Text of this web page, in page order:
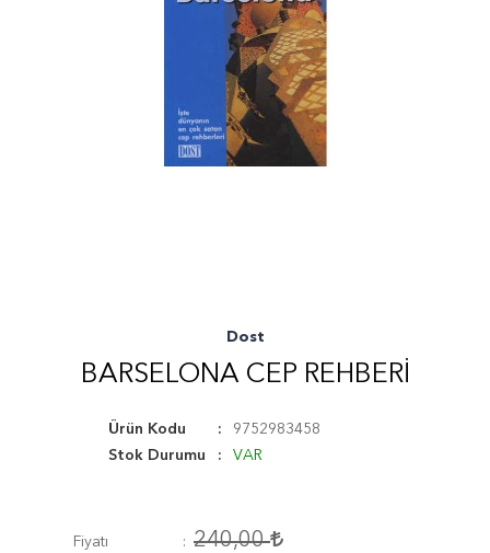
Dost
BARSELONA CEP REHBERI
Ürün Kodu
9752983458
Stok Durumu
VAR
Fiyatı 240,00